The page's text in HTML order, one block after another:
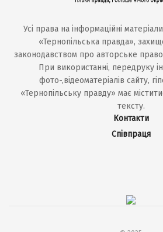
Усі права на інформаційні
«Тернопільська правда»,
законодавством про авторське право
При використанні, передруку
фото-,відеоматеріалів сайту,
«Тернопільську правду» має
тексту.
Контакти
Співпраця